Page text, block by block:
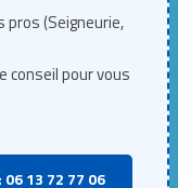
pros (Seigneurie,
conseil pour vous
06 13 72 77 06